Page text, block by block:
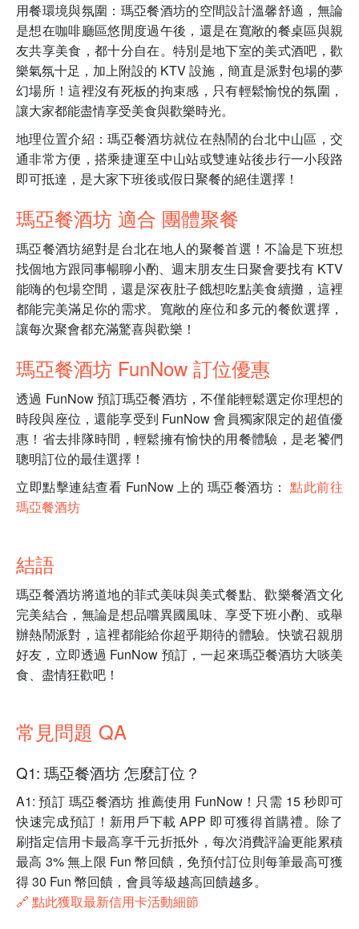
用餐環境與氛圍：瑪亞餐酒坊的空間設計溫馨舒適，無論
是想在咖啡廳區悠閒度過午後，還是在寬敞的餐桌區與親
友共享美食，都十分自在。特別是地下室的美式酒吧，歡
樂氣氛十足，加上附設的 KTV 設施，簡直是派對包場的夢
幻場所！這裡沒有死板的拘束感，只有輕鬆愉悅的氛圍，
讓大家都能盡情享受美食與歡樂時光。
地理位置介紹：瑪亞餐酒坊就位在熱鬧的台北中山區，交
通非常方便，搭乘捷運至中山站或雙連站後步行一小段路
即可抵達，是大家下班後或假日聚餐的絕佳選擇！
瑪亞餐酒坊 適合 團體聚餐
瑪亞餐酒坊絕對是台北在地人的聚餐首選！不論是下班想
找個地方跟同事暢聊小酌、週末朋友生日聚會要找有 KTV
能嗨的包場空間，還是深夜肚子餓想吃點美食續攤，這裡
都能完美滿足你的需求。寬敞的座位和多元的餐飲選擇，
讓每次聚會都充滿驚喜與歡樂！
瑪亞餐酒坊 FunNow 訂位優惠
透過 FunNow 預訂瑪亞餐酒坊，不僅能輕鬆選定你理想的
時段與座位，還能享受到 FunNow 會員獨家限定的超值優
惠！省去排隊時間，輕鬆擁有愉快的用餐體驗，是老饕們
聰明訂位的最佳選擇！
立即點擊連結查看 FunNow 上的 瑪亞餐酒坊：點此前往
瑪亞餐酒坊
結語
瑪亞餐酒坊將道地的菲式美味與美式餐點、歡樂餐酒文化
完美結合，無論是想品嚐異國風味、享受下班小酌、或舉
辦熱鬧派對，這裡都能給你超乎期待的體驗。快號召親朋
好友，立即透過 FunNow 預訂，一起來瑪亞餐酒坊大啖美
食、盡情狂歡吧！
常見問題 QA
Q1: 瑪亞餐酒坊 怎麼訂位？
A1: 預訂 瑪亞餐酒坊 推薦使用 FunNow！只需 15 秒即可
快速完成預訂！新用戶下載 APP 即可獲得首購禮。除了
刷指定信用卡最高享千元折抵外，每次消費評論更能累積
最高 3% 無上限 Fun 幣回饋，免預付訂位則每筆最高可獲
得 30 Fun 幣回饋，會員等級越高回饋越多。
🔗 點此獲取最新信用卡活動細節